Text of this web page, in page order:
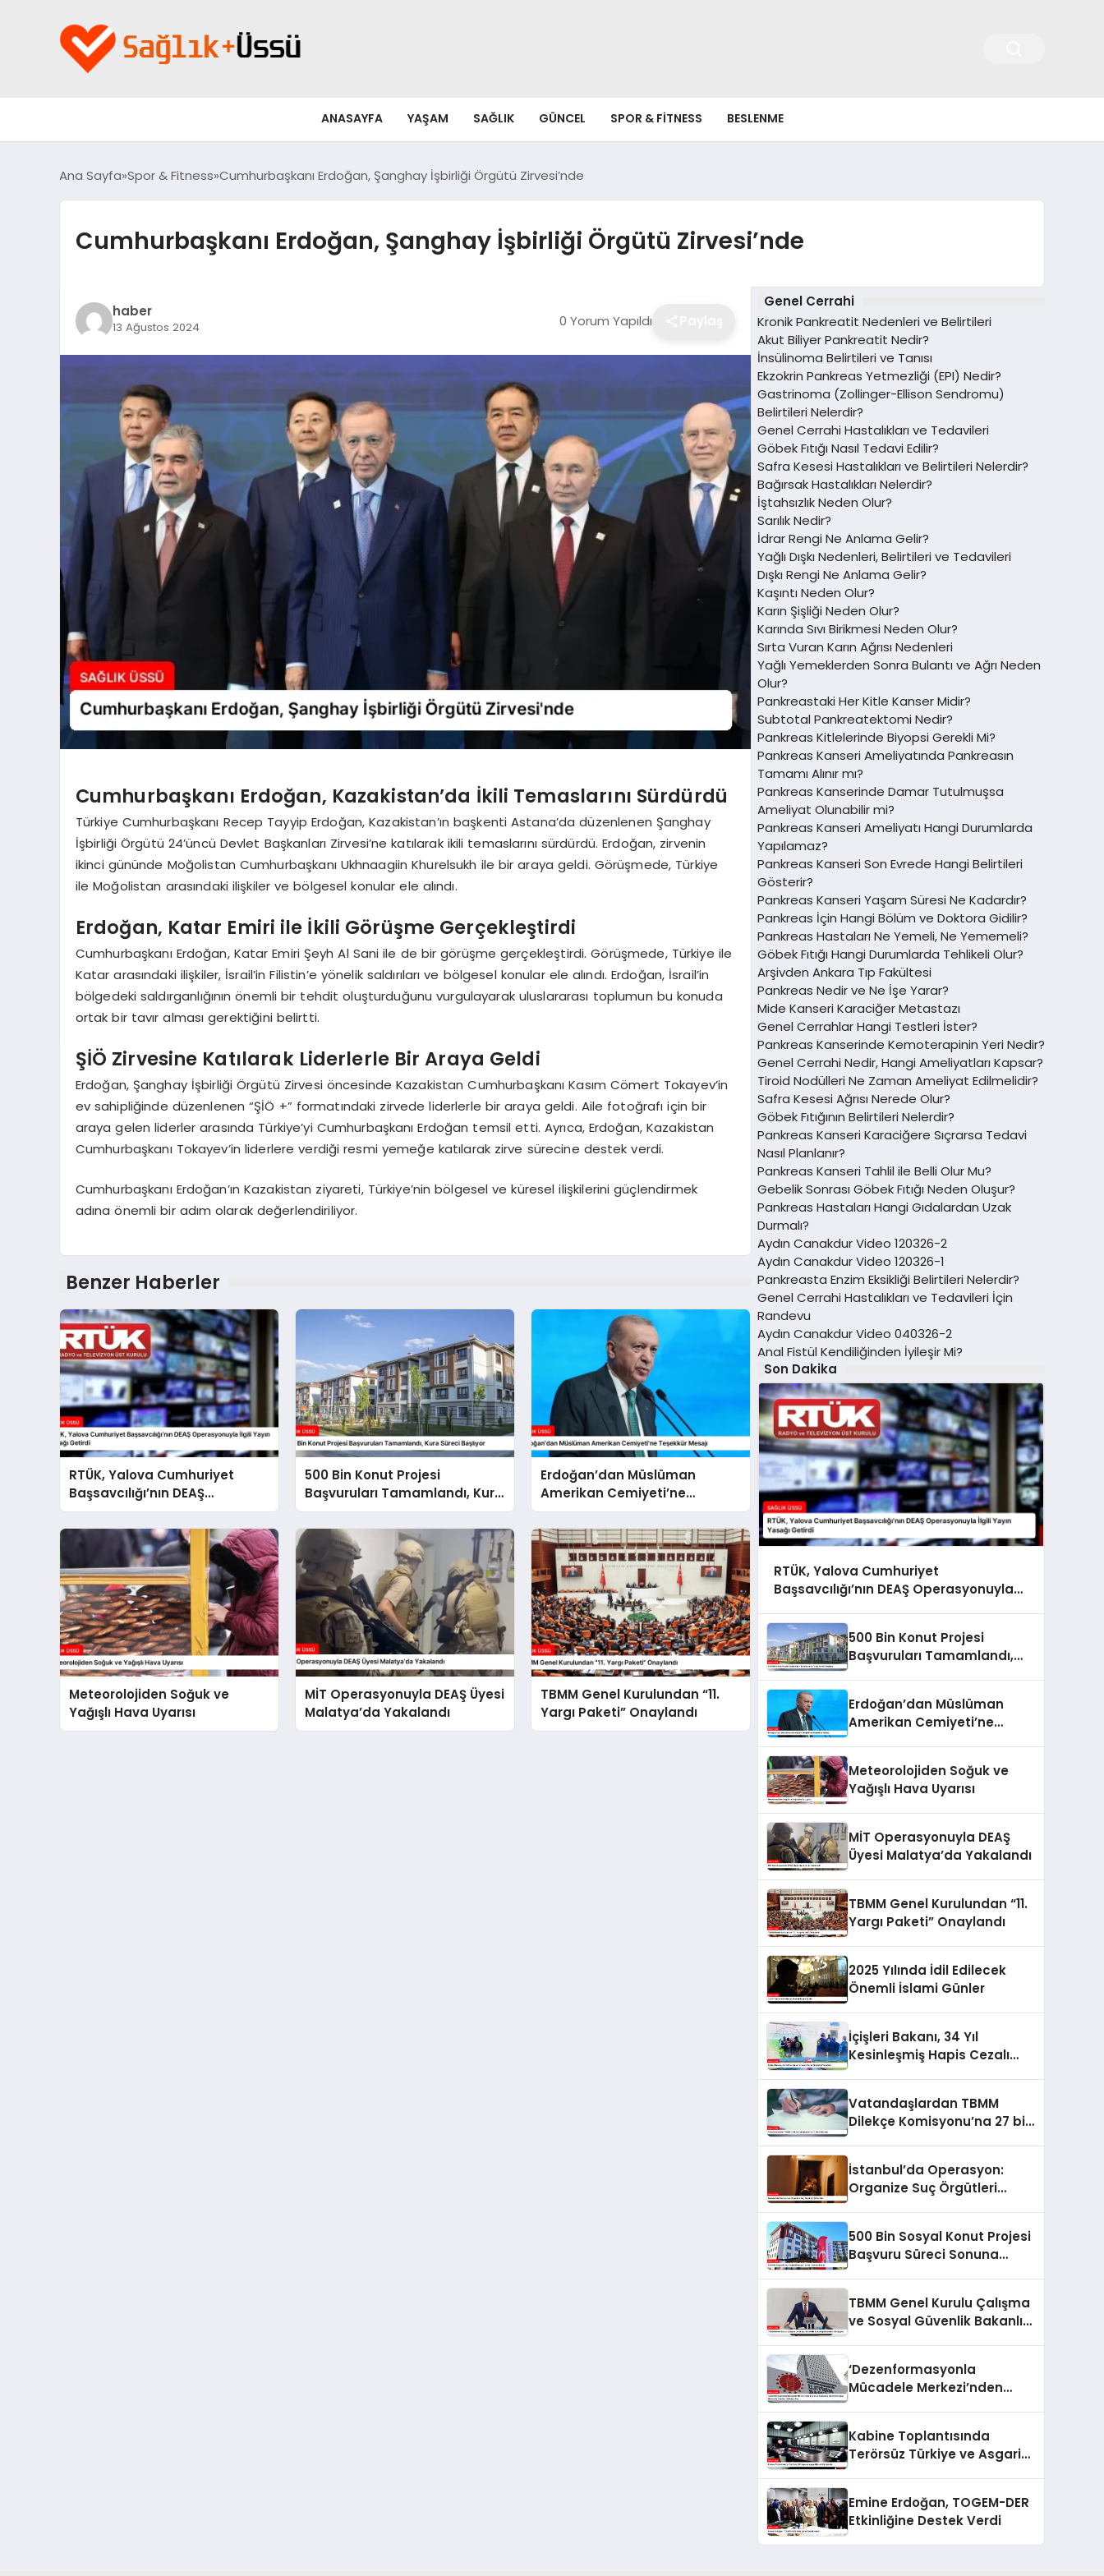
ANASAYFA YAŞAM SAĞLIK GÜNCEL SPOR & FITNESS BESLENME
Ana Sayfa Spor & Fitness Cumhurbaşkanı Erdoğan, Şanghay İşbirliği Örgütü Zirvesi’nde
Cumhurbaşkanı Erdoğan, Şanghay İşbirliği Örgütü Zirvesi’nde
haber
13 Ağustos 2024 0 Yorum Yapıldı
Cumhurbaşkanı Erdoğan, Kazakistan’da İkili Temaslarını Sürdürdü
Türkiye Cumhurbaşkanı Recep Tayyip Erdoğan, Kazakistan’ın başkenti Astana’da düzenlenen Şanghay
İşbirliği Örgütü 24’üncü Devlet Başkanları Zirvesi’ne katılarak ikili temaslarını sürdürdü. Erdoğan, zirvenin
ikinci gününde Moğolistan Cumhurbaşkanı Ukhnaagiin Khurelsukh ile bir araya geldi. Görüşmede, Türkiye
ile Moğolistan arasındaki ilişkiler ve bölgesel konular ele alındı.
Erdoğan, Katar Emiri ile İkili Görüşme Gerçekleştirdi
Cumhurbaşkanı Erdoğan, Katar Emiri Şeyh Al Sani ile de bir görüşme gerçekleştirdi. Görüşmede, Türkiye ile
Katar arasındaki ilişkiler, İsrail’in Filistin’e yönelik saldırıları ve bölgesel konular ele alındı. Erdoğan, İsrail’in
bölgedeki saldırganlığının önemli bir tehdit oluşturduğunu vurgulayarak uluslararası toplumun bu konuda
ortak bir tavır alması gerektiğini belirtti.
ŞİÖ Zirvesine Katılarak Liderlerle Bir Araya Geldi
Erdoğan, Şanghay İşbirliği Örgütü Zirvesi öncesinde Kazakistan Cumhurbaşkanı Kasım Cömert Tokayev’in
ev sahipliğinde düzenlenen “ŞİÖ +” formatındaki zirvede liderlerle bir araya geldi. Aile fotoğrafı için bir
araya gelen liderler arasında Türkiye’yi Cumhurbaşkanı Erdoğan temsil etti. Ayrıca, Erdoğan, Kazakistan
Cumhurbaşkanı Tokayev’in liderlere verdiği resmi yemeğe katılarak zirve sürecine destek verdi.
Cumhurbaşkanı Erdoğan’ın Kazakistan ziyareti, Türkiye’nin bölgesel ve küresel ilişkilerini güçlendirmek
adına önemli bir adım olarak değerlendiriliyor.
Benzer Haberler
RTÜK, Yalova Cumhuriyet
Başsavcılığı’nın DEAŞ
Operasyonuyla İlgili Yayın
Yasağı Getirdi
500 Bin Konut Projesi
Başvuruları Tamamlandı, Kura
Süreci Başlıyor
Erdoğan’dan Müslüman
Amerikan Cemiyeti’ne
Teşekkür Mesajı
Meteorolojiden Soğuk ve
Yağışlı Hava Uyarısı
MİT Operasyonuyla DEAŞ Üyesi
Malatya’da Yakalandı
TBMM Genel Kurulundan “11.
Yargı Paketi” Onaylandı
Genel Cerrahi
Kronik Pankreatit Nedenleri ve Belirtileri
Akut Biliyer Pankreatit Nedir?
İnsülinoma Belirtileri ve Tanısı
Ekzokrin Pankreas Yetmezliği (EPI) Nedir?
Gastrinoma (Zollinger-Ellison Sendromu)
Belirtileri Nelerdir?
Genel Cerrahi Hastalıkları ve Tedavileri
Göbek Fıtığı Nasıl Tedavi Edilir?
Safra Kesesi Hastalıkları ve Belirtileri Nelerdir?
Bağırsak Hastalıkları Nelerdir?
İştahsızlık Neden Olur?
Sarılık Nedir?
İdrar Rengi Ne Anlama Gelir?
Yağlı Dışkı Nedenleri, Belirtileri ve Tedavileri
Dışkı Rengi Ne Anlama Gelir?
Kaşıntı Neden Olur?
Karın Şişliği Neden Olur?
Karında Sıvı Birikmesi Neden Olur?
Sırta Vuran Karın Ağrısı Nedenleri
Yağlı Yemeklerden Sonra Bulantı ve Ağrı Neden
Olur?
Pankreastaki Her Kitle Kanser Midir?
Subtotal Pankreatektomi Nedir?
Pankreas Kitlelerinde Biyopsi Gerekli Mi?
Pankreas Kanseri Ameliyatında Pankreasın
Tamamı Alınır mı?
Pankreas Kanserinde Damar Tutulmuşsa
Ameliyat Olunabilir mi?
Pankreas Kanseri Ameliyatı Hangi Durumlarda
Yapılamaz?
Pankreas Kanseri Son Evrede Hangi Belirtileri
Gösterir?
Pankreas Kanseri Yaşam Süresi Ne Kadardır?
Pankreas İçin Hangi Bölüm ve Doktora Gidilir?
Pankreas Hastaları Ne Yemeli, Ne Yememeli?
Göbek Fıtığı Hangi Durumlarda Tehlikeli Olur?
Arşivden Ankara Tıp Fakültesi
Pankreas Nedir ve Ne İşe Yarar?
Mide Kanseri Karaciğer Metastazı
Genel Cerrahlar Hangi Testleri İster?
Pankreas Kanserinde Kemoterapinin Yeri Nedir?
Genel Cerrahi Nedir, Hangi Ameliyatları Kapsar?
Tiroid Nodülleri Ne Zaman Ameliyat Edilmelidir?
Safra Kesesi Ağrısı Nerede Olur?
Göbek Fıtığının Belirtileri Nelerdir?
Pankreas Kanseri Karaciğere Sıçrarsa Tedavi
Nasıl Planlanır?
Pankreas Kanseri Tahlil ile Belli Olur Mu?
Gebelik Sonrası Göbek Fıtığı Neden Oluşur?
Pankreas Hastaları Hangi Gıdalardan Uzak
Durmalı?
Aydın Canakdur Video 120326-2
Aydın Canakdur Video 120326-1
Pankreasta Enzim Eksikliği Belirtileri Nelerdir?
Genel Cerrahi Hastalıkları ve Tedavileri İçin
Randevu
Aydın Canakdur Video 040326-2
Anal Fistül Kendiliğinden İyileşir Mi?
Son Dakika
RTÜK, Yalova Cumhuriyet
Başsavcılığı’nın DEAŞ Operasyonuyla
500 Bin Konut Projesi
Başvuruları Tamamlandı,
Erdoğan’dan Müslüman
Amerikan Cemiyeti’ne
Meteorolojiden Soğuk ve
Yağışlı Hava Uyarısı
MİT Operasyonuyla DEAŞ
Üyesi Malatya’da Yakalandı
TBMM Genel Kurulundan “11.
Yargı Paketi” Onaylandı
2025 Yılında İdil Edilecek
Önemli İslami Günler
İçişleri Bakanı, 34 Yıl
Kesinleşmiş Hapis Cezalı
Vatandaşlardan TBMM
Dilekçe Komisyonu’na 27 bin
İstanbul’da Operasyon:
Organize Suç Örgütleri
500 Bin Sosyal Konut Projesi
Başvuru Süreci Sonuna
TBMM Genel Kurulu Çalışma
ve Sosyal Güvenlik Bakanlığı
‘Dezenformasyonla
Mücadele Merkezi’nden
İddialara Son
Kabine Toplantısında
Terörsüz Türkiye ve Asgari
Emine Erdoğan, TOGEM-DER
Etkinliğine Destek Verdi